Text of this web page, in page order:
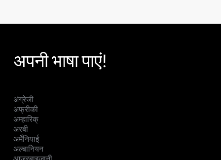
अपनी भाषा पाएं!
अंग्रेजी
अफ्रीकी
अम्हारिक्
अरबी
अर्मेनियाई
अल्बानियन